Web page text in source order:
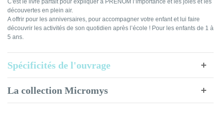
découvertes en plein air.
A offrir pour les anniversaires, pour accompagner votre enfant et lui faire
découvrir les activités de son quotidien après l’école ! Pour les enfants de 1 à
5 ans.
Spécificités de l'ouvrage
La collection Micromys